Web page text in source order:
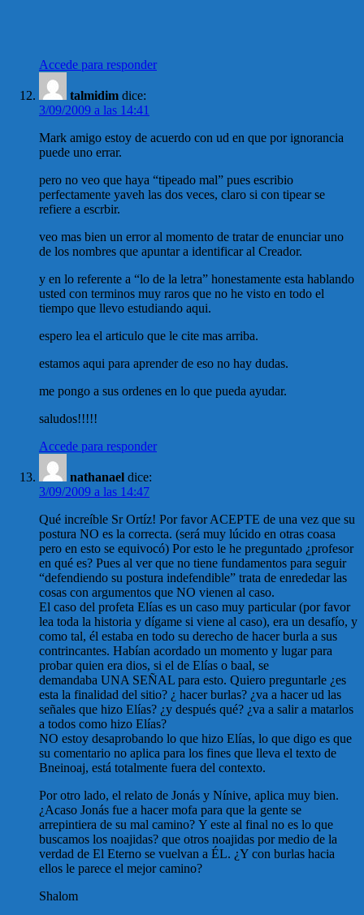
Accede para responder
talmidim dice:
3/09/2009 a las 14:41
Mark amigo estoy de acuerdo con ud en que por ignorancia
puede uno errar.
pero no veo que haya “tipeado mal” pues escribio
perfectamente yaveh las dos veces, claro si con tipear se
refiere a escrbir.
veo mas bien un error al momento de tratar de enunciar uno
de los nombres que apuntar a identificar al Creador.
y en lo referente a “lo de la letra” honestamente esta hablando
usted con terminos muy raros que no he visto en todo el
tiempo que llevo estudiando aqui.
espero lea el articulo que le cite mas arriba.
estamos aqui para aprender de eso no hay dudas.
me pongo a sus ordenes en lo que pueda ayudar.
saludos!!!!!
Accede para responder
nathanael dice:
3/09/2009 a las 14:47
Qué increíble Sr Ortíz! Por favor ACEPTE de una vez que su
postura NO es la correcta. (será muy lúcido en otras coasa
pero en esto se equivocó) Por esto le he preguntado ¿profesor
en qué es? Pues al ver que no tiene fundamentos para seguir
“defendiendo su postura indefendible” trata de enrededar las
cosas con argumentos que NO vienen al caso.
El caso del profeta Elías es un caso muy particular (por favor
lea toda la historia y dígame si viene al caso), era un desafío, y
como tal, él estaba en todo su derecho de hacer burla a sus
contrincantes. Habían acordado un momento y lugar para
probar quien era dios, si el de Elías o baal, se
demandaba UNA SEÑAL para esto. Quiero preguntarle ¿es
esta la finalidad del sitio? ¿ hacer burlas? ¿va a hacer ud las
señales que hizo Elías? ¿y después qué? ¿va a salir a matarlos
a todos como hizo Elías?
NO estoy desaprobando lo que hizo Elías, lo que digo es que
su comentario no aplica para los fines que lleva el texto de
Bneinoaj, está totalmente fuera del contexto.
Por otro lado, el relato de Jonás y Nínive, aplica muy bien.
¿Acaso Jonás fue a hacer mofa para que la gente se
arrepintiera de su mal camino? Y este al final no es lo que
buscamos los noajidas? que otros noajidas por medio de la
verdad de El Eterno se vuelvan a ÉL. ¿Y con burlas hacia
ellos le parece el mejor camino?
Shalom